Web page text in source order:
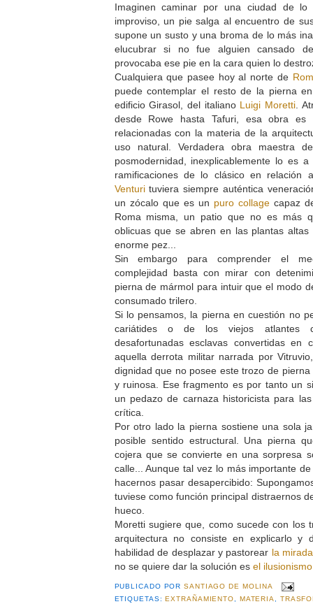
Imaginen caminar por una ciudad de
improviso, un pie salga al encuentro de
supone un susto y una broma de lo más
elucubrar si no fue alguien cansado
provocaba ese pie en la cara quien lo
Cualquiera que pasee hoy al norte de
puede contemplar el resto de la pierna
edificio Girasol, del italiano Luigi Moretti.
desde Rowe hasta Tafuri, esa obra es
relacionadas con la materia de la
uso natural. Verdadera obra maestra
posmodernidad, inexplicablemente lo es
ramificaciones de lo clásico en relación
Venturituviera siempre auténtica
un zócalo que es un puro collagecapaz
Roma misma, un patio que no es más
oblicuas que se abren en las plantas
enorme pez...
Sin embargo para comprender el
complejidad basta con mirar con
pierna de mármol para intuir que el modo
consumado trilero.
Si lo pensamos, la pierna en cuestión no
cariátides o de los viejos atlantes
desafortunadas esclavas convertidas en
aquella derrota militar narrada por
dignidad que no posee este trozo de
y ruinosa. Ese fragmento es por tanto un
un pedazo de carnaza historicista para
crítica.
Por otro lado la pierna sostiene una sola
posible sentido estructural. Una pierna
cojera que se convierte en una sorpresa
calle... Aunque tal vez lo más importante
hacernos pasar desapercibido:
tuviese como función principal distraernos
hueco.
Moretti sugiere que, como sucede con los
arquitectura no consiste en explicarlo y
habilidad de desplazar y pastorear la mirada
no se quiere dar la solución es el ilusionismo
PUBLICADO PORSANTIAGO DE MOLINA
ETIQUETAS: EXTRAÑAMIENTO, MATERIA,